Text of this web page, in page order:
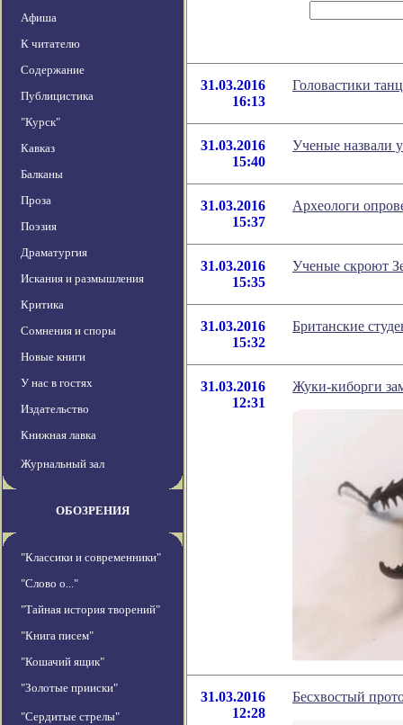
Афиша
К читателю
Содержание
Публицистика
"Курск"
Кавказ
Балканы
Проза
Поэзия
Драматургия
Искания и размышления
Критика
Сомнения и споры
Новые книги
У нас в гостях
Издательство
Книжная лавка
Журнальный зал
ОБОЗРЕНИЯ
"Классики и современники"
"Слово о..."
"Тайная история творений"
"Книга писем"
"Кошачий ящик"
"Золотые прииски"
"Сердитые стрелы"
31.03.2016
16:13
Головастики
31.03.2016
15:40
Ученые назвали
31.03.2016
15:37
Археологи
31.03.2016
15:35
Ученые скроют
31.03.2016
15:32
Британские
31.03.2016
12:31
Жуки-киборги
31.03.2016
12:28
Бесхвостый